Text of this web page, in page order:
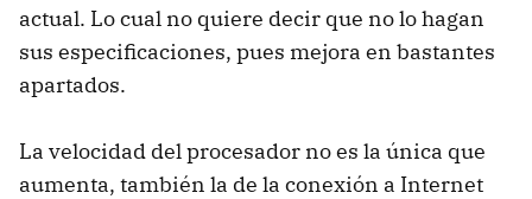
actual. Lo cual no quiere decir que no lo hagan
sus especificaciones, pues mejora en bastantes
apartados.
La velocidad del procesador no es la única que
aumenta, también la de la conexión a Internet